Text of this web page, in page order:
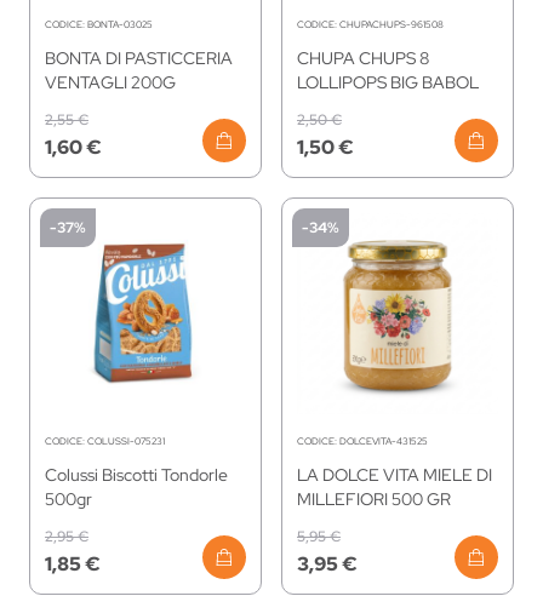
CODICE: BONTA-03025
BONTA DI PASTICCERIA
VENTAGLI 200G
1,60 €
2,55 €
CODICE: CHUPACHUPS-961508
CHUPA CHUPS 8
LOLLIPOPS BIG BABOL
1,50 €
2,50 €
-37%
CODICE: COLUSSI-075231
Colussi Biscotti Tondorle
500gr
1,85 €
2,95 €
-34%
CODICE: DOLCEVITA-431525
LA DOLCE VITA MIELE DI
MILLEFIORI 500 GR
3,95 €
5,95 €